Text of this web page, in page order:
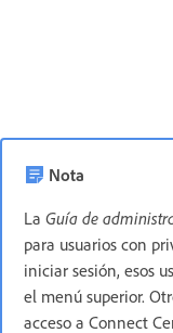
Nota
La Guía de
para usuarios con
iniciar sesión, esos
el menú superior.
acceso a Connect